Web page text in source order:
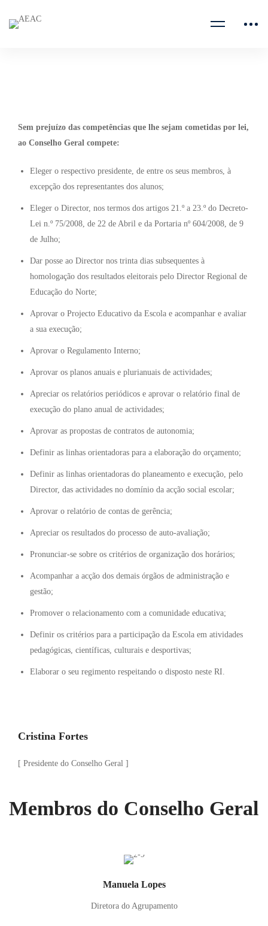
Sem prejuízo das competências que lhe sejam cometidas por lei,
ao Conselho Geral compete:
Eleger o respectivo presidente, de entre os seus membros, à
excepção dos representantes dos alunos;
Eleger o Director, nos termos dos artigos 21.º a 23.º do Decreto-
Lei n.º 75/2008, de 22 de Abril e da Portaria nº 604/2008, de 9
de Julho;
Dar posse ao Director nos trinta dias subsequentes à
homologação dos resultados eleitorais pelo Director Regional de
Educação do Norte;
Aprovar o Projecto Educativo da Escola e acompanhar e avaliar
a sua execução;
Aprovar o Regulamento Interno;
Aprovar os planos anuais e plurianuais de actividades;
Apreciar os relatórios periódicos e aprovar o relatório final de
execução do plano anual de actividades;
Aprovar as propostas de contratos de autonomia;
Definir as linhas orientadoras para a elaboração do orçamento;
Definir as linhas orientadoras do planeamento e execução, pelo
Director, das actividades no domínio da acção social escolar;
Aprovar o relatório de contas de gerência;
Apreciar os resultados do processo de auto-avaliação;
Pronunciar-se sobre os critérios de organização dos horários;
Acompanhar a acção dos demais órgãos de administração e
gestão;
Promover o relacionamento com a comunidade educativa;
Definir os critérios para a participação da Escola em atividades
pedagógicas, científicas, culturais e desportivas;
Elaborar o seu regimento respeitando o disposto neste RI.
Cristina Fortes
[ Presidente do Conselho Geral ]
Membros do Conselho Geral
Manuela Lopes
Diretora do Agrupamento